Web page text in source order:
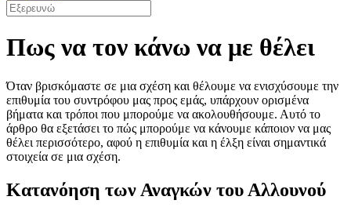
Πως να τον κάνω να με θέλει
Όταν βρισκόμαστε σε μια σχέση και θέλουμε να ενισχύσουμε την
επιθυμία του συντρόφου μας προς εμάς, υπάρχουν ορισμένα
βήματα και τρόποι που μπορούμε να ακολουθήσουμε. Αυτό το
άρθρο θα εξετάσει το πώς μπορούμε να κάνουμε κάποιον να μας
θέλει περισσότερο, αφού η επιθυμία και η έλξη είναι σημαντικά
στοιχεία σε μια σχέση.
Κατανόηση των Αναγκών του Αλλουνού